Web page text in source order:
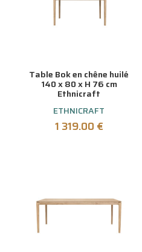
Table Bok en chêne huilé
140 x 80 x H 76 cm
Ethnicraft
ETHNICRAFT
1 319.00 €